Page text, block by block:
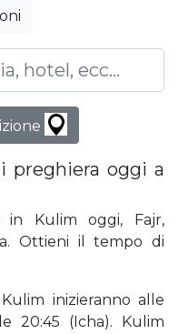
preghiera oggi a
in Kulim oggi, Fajr,
Ottieni il tempo di
inizieranno alle
20:45 (Icha). Kulim